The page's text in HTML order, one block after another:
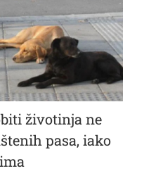
životinja ne
pasa, iako